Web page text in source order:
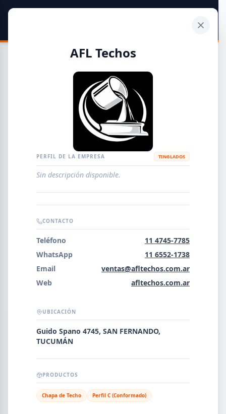
Guía de Empresas Metalúrgicas y Siderúrgicas
METALÚRGICAS
EMPRESAS AGREGAR EMPRESA
Error al cargar empresas.
NOMBRE
SEGMENTO
AFL Techos
PERFIL DE LA EMPRESA TINGLADOS
Sin descripción disponible.
CONTACTO
Teléfono
11 4745-7785
WhatsApp
11 6552-1738
Email
ventas@afltechos.com.ar
Web
afltechos.com.ar
UBICACIÓN
Guido Spano 4745, SAN FERNANDO,
TUCUMÁN
PRODUCTOS
Chapa de Techo Perfil C (Conformado)